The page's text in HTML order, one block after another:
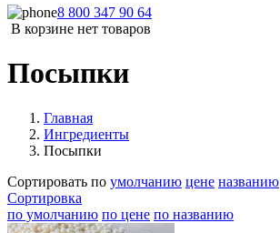
8 800 347 90 64
В корзине нет товаров
Посыпки
Главная
Ингредиенты
Посыпки
Сортировать по умолчанию цене названию
Сортировка
по умолчанию по цене по названию